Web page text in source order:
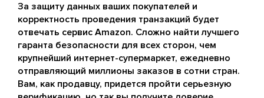
За защиту данных ваших покупателей и
корректность проведения транзакций будет
отвечать сервис Amazon. Сложно найти лучшего
гаранта безопасности для всех сторон, чем
крупнейший интернет-супермаркет, ежедневно
отправляющий миллионы заказов в сотни стран.
Вам, как продавцу, придется пройти серьезную